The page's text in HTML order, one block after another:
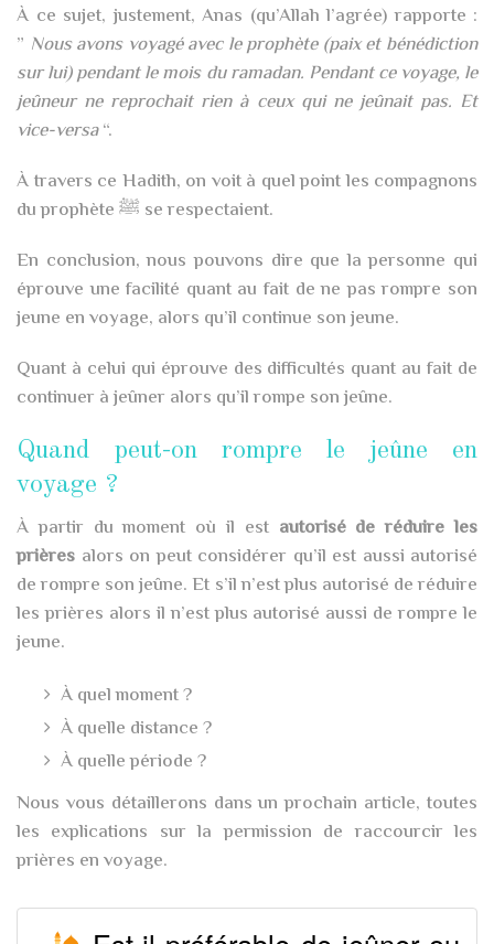
À ce sujet, justement, Anas (qu’Allah l’agrée) rapporte :
” Nous avons voyagé avec le prophète (paix et bénédiction
sur lui) pendant le mois du ramadan. Pendant ce voyage, le
jeûneur ne reprochait rien à ceux qui ne jeûnait pas. Et
vice-versa“.
À travers ce Hadith, on voit à quel point les compagnons
du prophète ﷺ se respectaient.
En conclusion, nous pouvons dire que la personne qui
éprouve une facilité quant au fait de ne pas rompre son
jeune en voyage, alors qu’il continue son jeune.
Quant à celui qui éprouve des difficultés quant au fait de
continuer à jeûner alors qu’il rompe son jeûne.
Quand peut-on rompre le jeûne en
voyage ?
À partir du moment où il est autorisé de réduire les
prières alors on peut considérer qu’il est aussi autorisé
de rompre son jeûne. Et s’il n’est plus autorisé de réduire
les prières alors il n’est plus autorisé aussi de rompre le
jeune.
À quel moment ?
À quelle distance ?
À quelle période ?
Nous vous détaillerons dans un prochain article, toutes
les explications sur la permission de raccourcir les
prières en voyage.